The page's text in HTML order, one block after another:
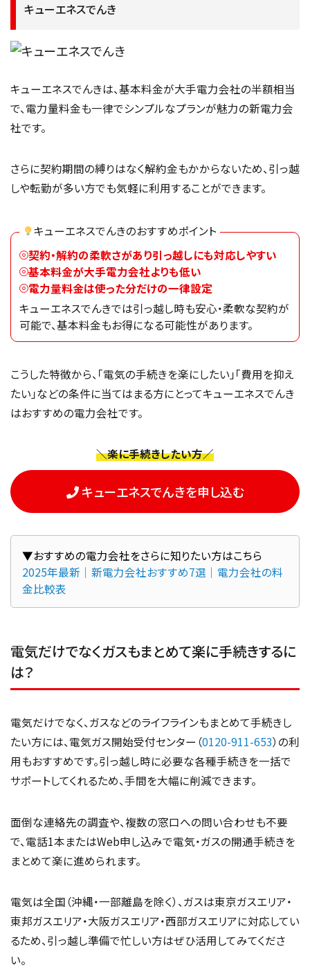
キューエネスでんき
キューエネスでんきは、基本料金が大手電力会社の半額相当
で、電力量料金も一律でシンプルなプランが魅力の新電力会
社です。
さらに契約期間の縛りはなく解約金もかからないため、引っ越
しや転勤が多い方でも気軽に利用することができます。
キューエネスでんきのおすすめポイント
契約・解約の柔軟さがあり引っ越しにも対応しやすい
基本料金が大手電力会社よりも低い
電力量料金は使った分だけの一律設定
キューエネスでんきでは引っ越し時も安心・柔軟な契約が
可能で、基本料金もお得になる可能性があります。
こうした特徴から、「電気の手続きを楽にしたい」「費用を抑え
たい」などの条件に当てはまる方にとってキューエネスでんき
はおすすめの電力会社です。
＼楽に手続きしたい方／
キューエネスでんきを申し込む
2025年最新｜新電力会社おすすめ7選｜電力会社の料
金比較表
電気だけでなくガスもまとめて楽に手続きするに
は？
電気だけでなく、ガスなどのライフラインもまとめて手続きし
たい方には、電気ガス開始受付センター（0120-911-653）の利
用もおすすめです。引っ越し時に必要な各種手続きを一括で
サポートしてくれるため、手間を大幅に削減できます。
面倒な連絡先の調査や、複数の窓口への問い合わせも不要
で、電話1本またはWeb申し込みで電気・ガスの開通手続きを
まとめて楽に進められます。
電気は全国（沖縄・一部離島を除く）、ガスは東京ガスエリア・
東邦ガスエリア・大阪ガスエリア・西部ガスエリアに対応してい
るため、引っ越し準備で忙しい方はぜひ活用してみてくださ
い。